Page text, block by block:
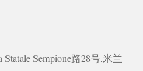
Sempione路28号,米兰